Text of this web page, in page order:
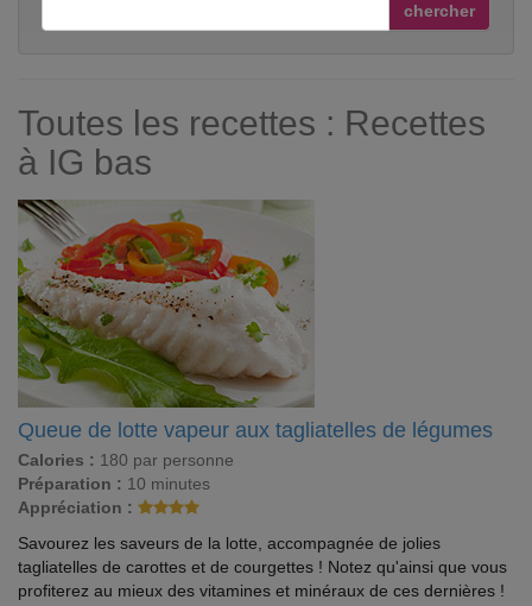
chercher
Toutes les recettes : Recettes
à IG bas
Queue de lotte vapeur aux tagliatelles de légumes
Calories : 180 par personne
Préparation : 10 minutes
Appréciation :
Savourez les saveurs de la lotte, accompagnée de jolies
tagliatelles de carottes et de courgettes ! Notez qu'ainsi que vous
profiterez au mieux des vitamines et minéraux de ces dernières !